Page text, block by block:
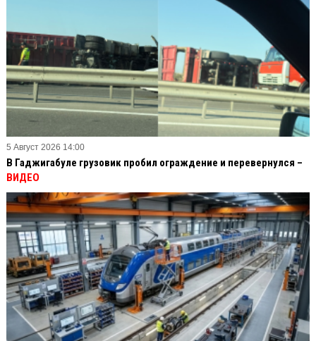
5 Август 2026 14:00
В Гаджигабуле грузовик пробил ограждение и перевернулся –
ВИДЕО